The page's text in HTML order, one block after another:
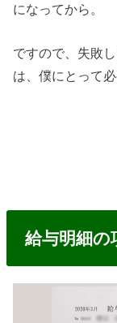
になってから。
ですので、失敗
は、僕にとって
給与明細の